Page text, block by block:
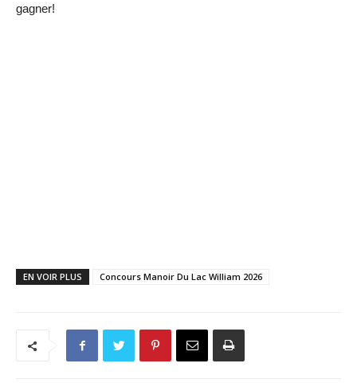
gagner!
EN VOIR PLUS Concours Manoir Du Lac William 2026